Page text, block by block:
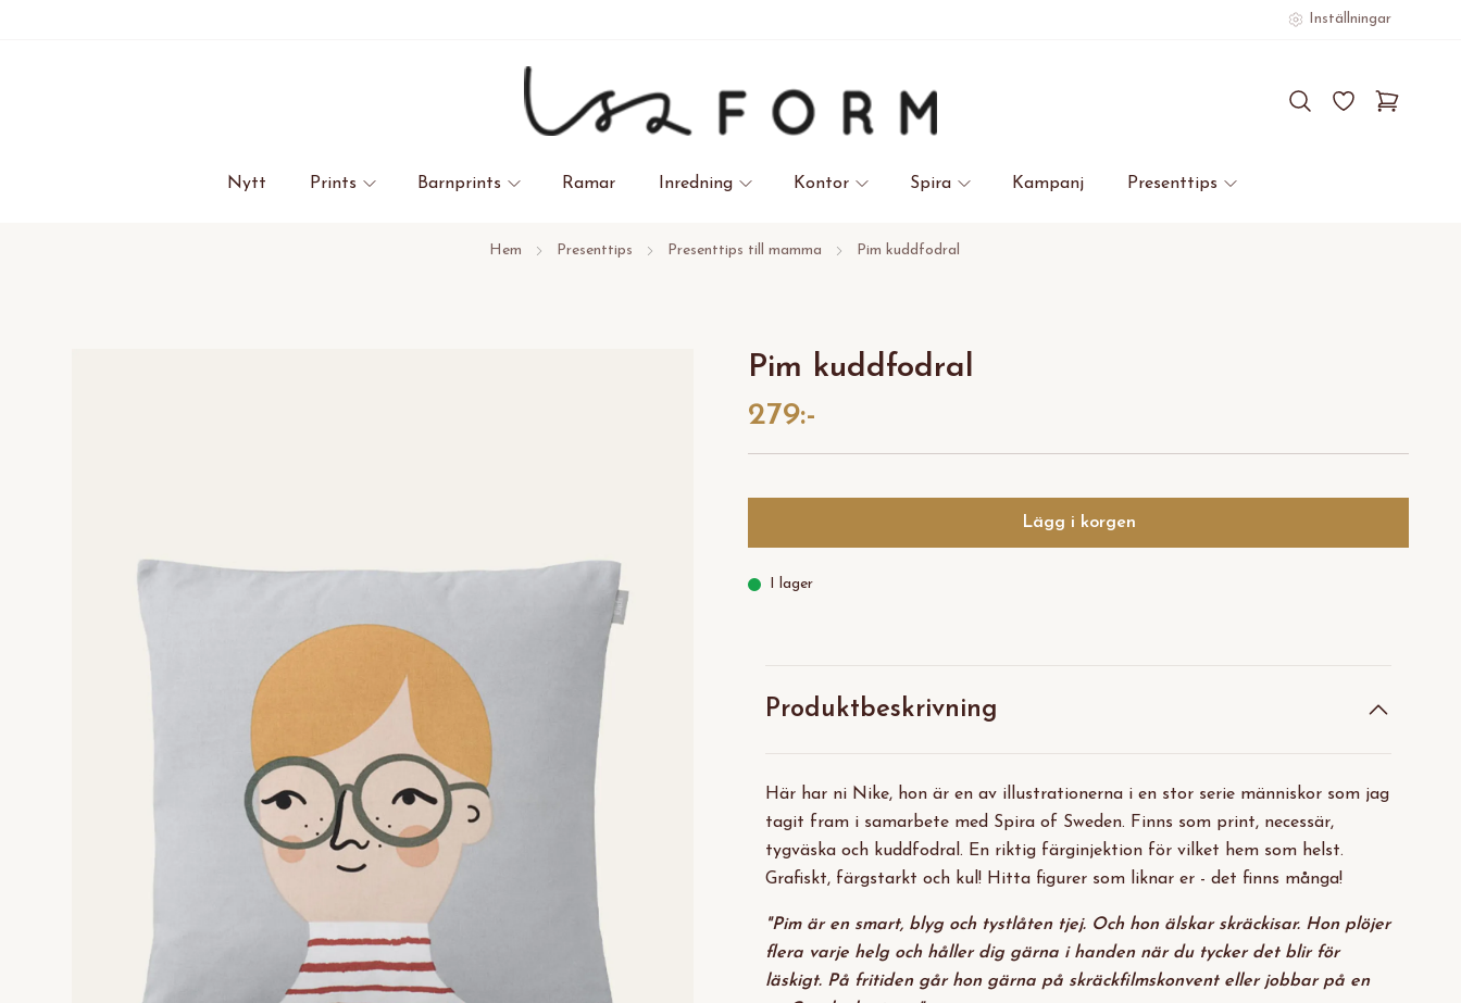
Inställningar
Nytt Prints Barnprints Ramar Inredning Kontor Spira Kampanj Presenttips
Hem Presenttips Presenttips till mamma Pim kuddfodral
Pim kuddfodral
279:-
Lägg i korgen
I lager
Produktbeskrivning
Här har ni Nike, hon är en av illustrationerna i en stor serie människor som jag
tagit fram i samarbete med Spira of Sweden. Finns som print, necessär,
tygväska och kuddfodral. En riktig färginjektion för vilket hem som helst.
Grafiskt, färgstarkt och kul! Hitta figurer som liknar er - det finns många!
"Pim är en smart, blyg och tystlåten tjej. Och hon älskar skräckisar. Hon plöjer
flera varje helg och håller dig gärna i handen när du tycker det blir för
läskigt. På fritiden går hon gärna på skräckfilmskonvent eller jobbar på en